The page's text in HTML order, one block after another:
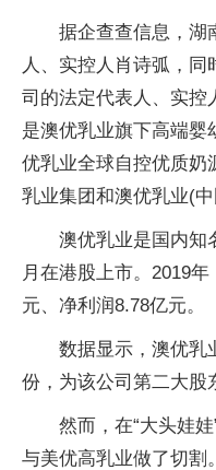
据企查查信息，湖
人、实控人肖诗弧，
司的法定代表人、实控
是澳优乳业旗下高端婴
优乳业全球自控优质奶
乳业集团和澳优乳业(
澳优乳业是国内知
月在港股上市。2019
元、净利润8.78亿元。
数据显示，澳优乳
份，为该公司第二大股
然而，在“大头娃
与美优高乳业做了切割。